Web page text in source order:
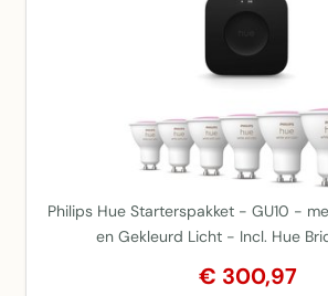
Philips Hue Starterspakket - GU10 -
en Gekleurd Licht - Incl. Hue
€ 300,97